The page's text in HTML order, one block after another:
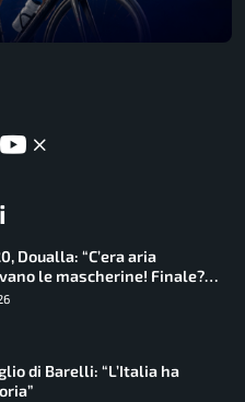
Doualla: “C’era aria
le mascherine! Finale?
perdere”
di Barelli: “L’Italia ha